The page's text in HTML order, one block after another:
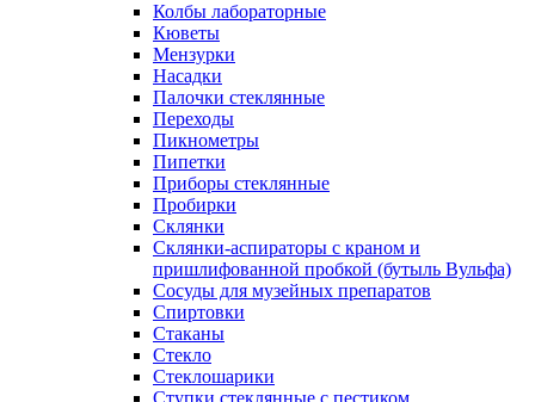
Колбы лабораторные
Кюветы
Мензурки
Насадки
Палочки стеклянные
Переходы
Пикнометры
Пипетки
Приборы стеклянные
Пробирки
Склянки
Склянки-аспираторы с краном и
пришлифованной пробкой (бутыль Вульфа)
Сосуды для музейных препаратов
Спиртовки
Стаканы
Стекло
Стеклошарики
Ступки стеклянные с пестиком